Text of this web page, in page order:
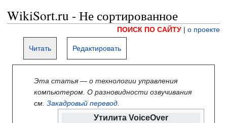
WikiSort.ru - Не сортированное
ПОИСК ПО САЙТУ | о проекте
Читать Редактировать
Эта статья — о технологии управления
компьютером. О разновидности озвучивания
см. Закадровый перевод
Утилита VoiceOver